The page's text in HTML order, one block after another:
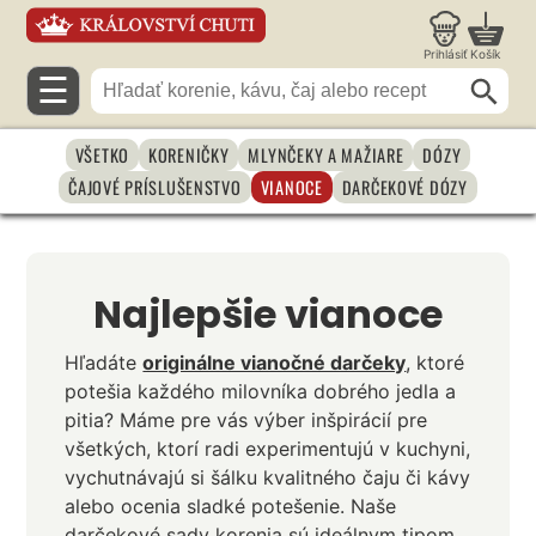
Prihlásiť Košík
☰
VŠETKO KORENIČKY MLYNČEKY A MAŽIARE
DÓZY
ČAJOVÉ PRÍSLUŠENSTVO
VIANOCE DARČEKOVÉ DÓZY
Najlepšie vianoce
Hľadáteoriginálne vianočné darčeky, ktoré
potešia každého milovníka dobrého jedla a
pitia? Máme pre vás výber inšpirácií pre
všetkých, ktorí radi experimentujú v kuchyni,
vychutnávajú si šálku kvalitného čaju či kávy
alebo ocenia sladké potešenie. Naše